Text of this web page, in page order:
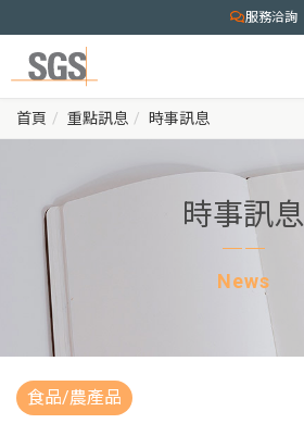
服務洽詢
首頁 重點訊息 時事訊息
時事訊息
News
食品/農產品